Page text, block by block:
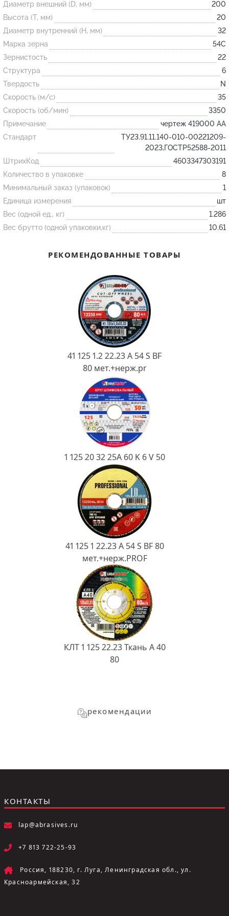
Огнеупорные
изделия
Скачать каталог
Тигель
Муфель
Черпак
Шербер
Трубка
Стержень
Пробка
Подставка
Лодочка
Контакт
Желоб
Диаметр внешний (D, мм)
200
Высота (T, мм)
20
Диаметр внутренний (H, мм)
32
Марка зерна
54С
Зернистость
22
Структура
6
Твердость
N
Скорость (м/с)
35
Скорость (об/мин)
3350
Примечание
чертеж 419000 АА
Стандарт
ТУ23.91.11.140-010-00221209-
2023,ГОСТР52588-2011
ШтрихКод
4603347303191
Количество в упаковке
8
Минимальный заказ (упаковок)
1
Единица измерения
шт
Вес (одной ед., кг)
1.286
Вес брутто (одной упаковки,кг)
10.61
РЕКОМЕНДОВАННЫЕ ТОВАРЫ
41 125 1.2 22.23 A 54 S BF
80 мет.+нерж.pr
1 125 20 32 25А 60 K 6 V 50
41 125 1 22.23 A 54 S BF 80
мет.+нерж.PROF
КЛТ 1 125 22.23 Ткань A 40
80
рекомендации
КОНТАКТЫ
lap@abrasives.ru
+7 813 722-25-93
Россия, 188230, г. Луга, Ленинградская обл., ул.
Красноармейская, 32